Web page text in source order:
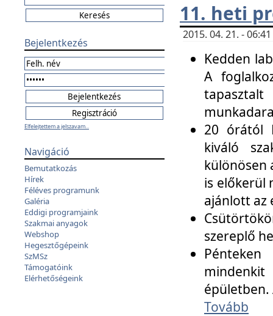
Bejelentkezés
Elfelejtettem a jelszavam...
Navigáció
Bemutatkozás
Hírek
Féléves programunk
Galéria
Eddigi programjaink
Szakmai anyagok
Webshop
Hegesztőgépeink
SzMSz
Támogatóink
Elérhetőségeink
11. heti
2015. 04. 21. -
Kedden
A
20 órától
kiváló
különösen
is előkerül
ajánlott az
szereplő
épületben.
Tovább